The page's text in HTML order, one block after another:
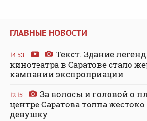
ГЛАВНЫЕ НОВОСТИ
14:53
Текст. Здание
кинотеатра в Саратове стало
кампании экспроприации
12:15
За волосы и головой о
центре Саратова толпа
девушку